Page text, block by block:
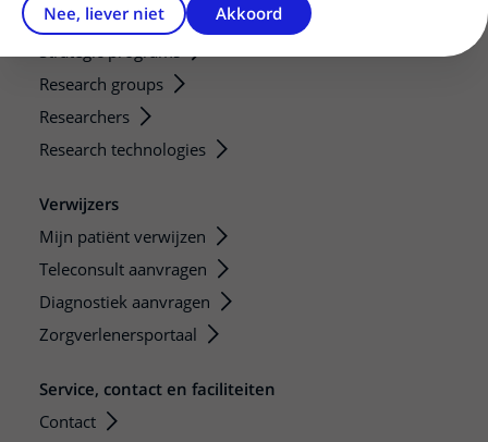
Research
Strategic programs
Research groups
Researchers
Research technologies
Verwijzers
Mijn patiënt verwijzen
Teleconsult aanvragen
Diagnostiek aanvragen
Zorgverlenersportaal
Service, contact en faciliteiten
Contact
Nee, liever niet Akkoord